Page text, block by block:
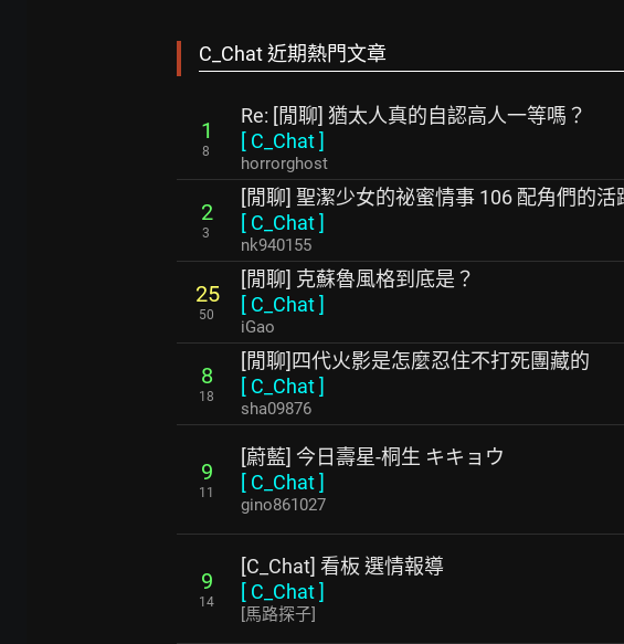
C_Chat 近期熱門文章
1
8
Re: [閒聊] 猶太人真的自認高人一等嗎？
[ C_Chat]
horrorghost
2
3
[閒聊] 聖潔少女的祕蜜情事 106 配角們的活
[ C_Chat]
nk940155
25
50
[閒聊] 克蘇魯風格到底是？
[ C_Chat]
iGao
8
18
[閒聊]四代火影是怎麼忍住不打死團藏的
[ C_Chat]
sha09876
9
11
[蔚藍] 今日壽星-桐生 キキョウ
[ C_Chat]
gino861027
9
14
[C_Chat] 看板 選情報導
[ C_Chat]
[馬路探子]